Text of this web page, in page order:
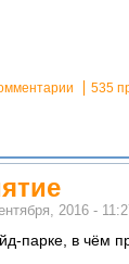
535
2016 -
парке, в чём